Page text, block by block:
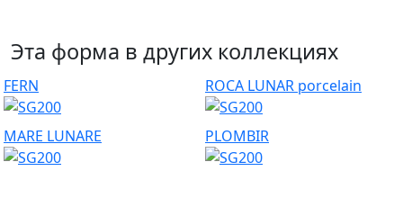
Эта форма в других коллекциях
FERN ROCA LUNAR porcelain
MARE LUNARE PLOMBIR